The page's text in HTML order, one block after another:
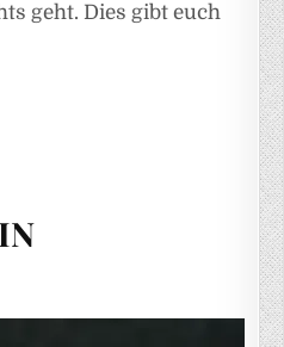
geht. Dies gibt euch